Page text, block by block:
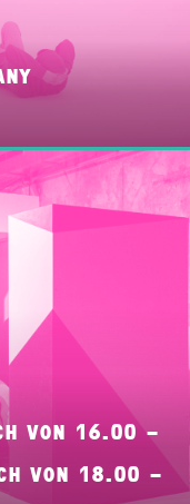
VON 16.00 –
VON 18.00 –